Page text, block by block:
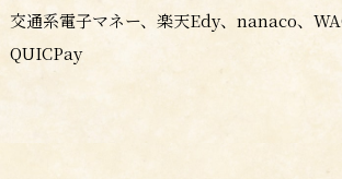
交通系電子マネー、楽天Edy、nanaco、
QUICPay